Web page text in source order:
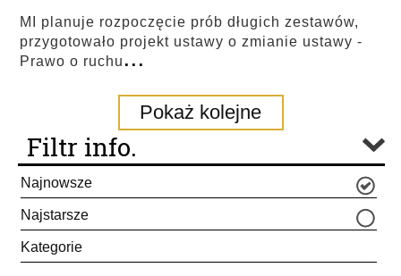
MI planuje rozpoczęcie prób długich zestawów,
przygotowało projekt ustawy o zmianie ustawy -
Prawo o ruchu...
Pokaż kolejne
Filtr info.
Najnowsze
Najstarsze
Kategorie